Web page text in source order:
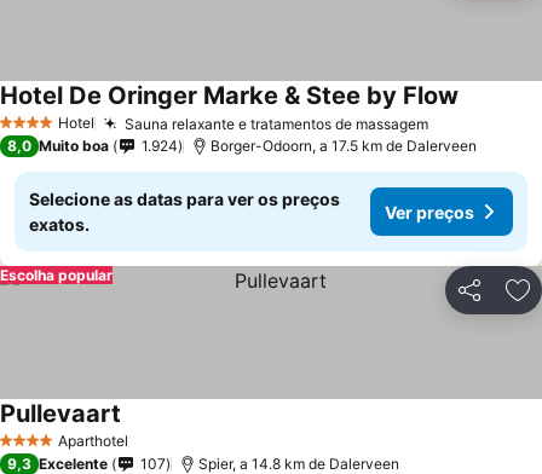
4 EstrelasHotel Sauna relaxante e tratamentos de massagem
Hotel De Oringer Marke & Stee by Flow
8,0 Muito boa 1.924 Borger-Odoorn, a 17.5 km de Dalerveen
Selecione as datas para ver os preços
exatos.
Ver preços
Partilhar
Escolha popular
4 EstrelasAparthotel
Pullevaart
9,3 Excelente 107 Spier, a 14.8 km de Dalerveen